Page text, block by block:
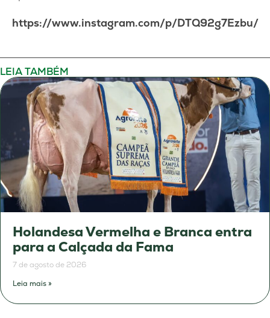
https://www.instagram.com/p/DTQ92g7Ezbu/
LEIA TAMBÉM
Holandesa Vermelha e Branca entra
para a Calçada da Fama
7 de agosto de 2026
Leia mais »